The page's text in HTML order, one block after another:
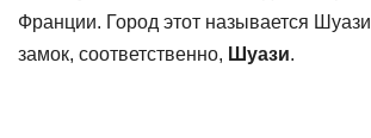
Франции. Город этот называется
замок, соответственно, Шуази.